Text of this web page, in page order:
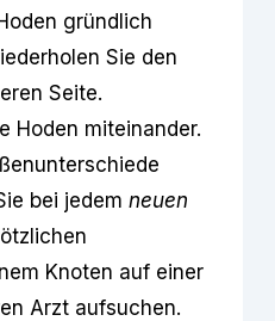
gründlich
Sie den
Seite.
Hoden miteinander.
bei jedem neuen
Knoten auf einer
Arzt aufsuchen.